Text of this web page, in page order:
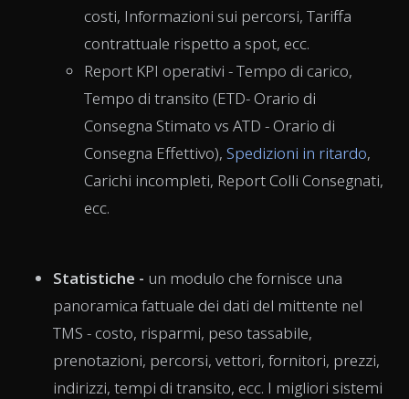
costi, Informazioni sui percorsi, Tariffa
contrattuale rispetto a spot, ecc.
Report KPI operativi - Tempo di carico,
Tempo di transito (ETD- Orario di
Consegna Stimato vs ATD - Orario di
Consegna Effettivo), Spedizioni in ritardo,
Carichi incompleti, Report Colli Consegnati,
ecc.
Statistiche - un modulo che fornisce una
panoramica fattuale dei dati del mittente nel
TMS - costo, risparmi, peso tassabile,
prenotazioni, percorsi, vettori, fornitori, prezzi,
indirizzi, tempi di transito, ecc. I migliori sistemi